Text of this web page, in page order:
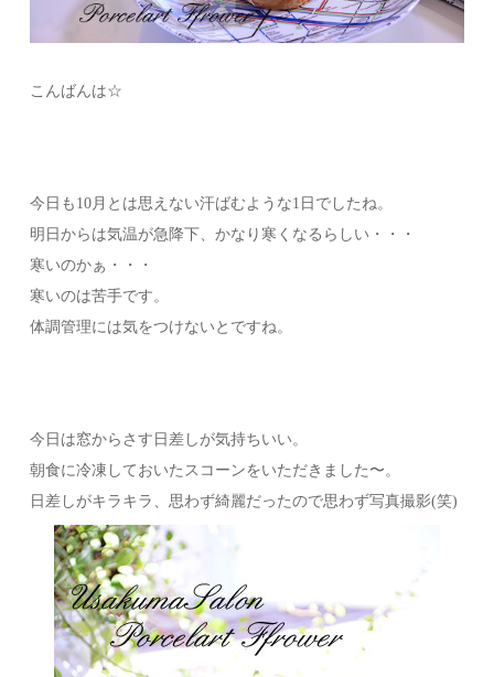
こんばんは☆
今日も10月とは思えない汗ばむような1日でしたね。
明日からは気温が急降下、かなり寒くなるらしい・・・
寒いのかぁ・・・
寒いのは苦手です。
体調管理には気をつけないとですね。
今日は窓からさす日差しが気持ちいい。
朝食に冷凍しておいたスコーンをいただきました〜。
日差しがキラキラ、思わず綺麗だったので思わず写真撮影(笑)